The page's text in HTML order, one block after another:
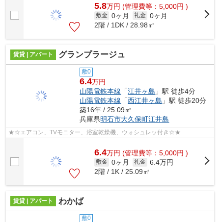
5.8万円 (管理費等：5,000円 )
敷金 0ヶ月 礼金 0ヶ月
2階 / 1DK / 28.98㎡
賃貸 | アパート グランプラージュ
敷0
6.4万円
山陽電鉄本線 「江井ヶ島 」駅 徒歩4分
山陽電鉄本線 「西江井ヶ島 」駅 徒歩20分
築16年 / 25.09㎡
兵庫県明石市大久保町江井島
★☆エアコン、TVモニター、浴室乾燥機、ウォシュレッ付き☆★
6.4万円 (管理費等：5,000円 )
敷金 0ヶ月 礼金 6.4万円
2階 / 1K / 25.09㎡
賃貸 | アパート わかば
敷0